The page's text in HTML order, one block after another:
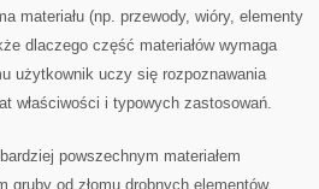
materiału (np. przewody, wióry, elementy
dlaczego część materiałów wymaga
użytkownik uczy się rozpoznawania
właściwości i typowych zastosowań.
powszechnym materiałem
od złomu drobnych elementów,